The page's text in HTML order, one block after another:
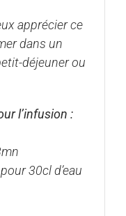
apprécier ce
dans un
déjeuner ou
l’infusion :
30cl d’eau